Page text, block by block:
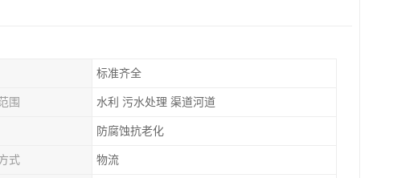
标准齐全
围 水利 污水处理 渠道河道
防腐蚀抗老化
式 物流